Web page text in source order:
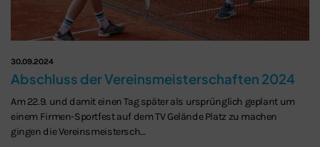
30.09.2024
Abschluss der Vereinsmeisterschaften 2024
Am 22.9. und damit einen Tag später als ursprünglich geplant um
einem Firmen-Sportfest auf dem TV Gelände Platz zu machen
gingen die Vereinsmeistersch…